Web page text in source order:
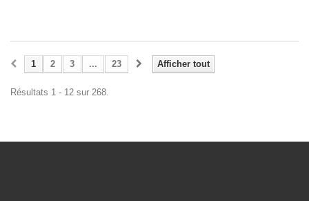
Afficher tout
1 2 3 ... 23
Résultats 1 - 12 sur 268.